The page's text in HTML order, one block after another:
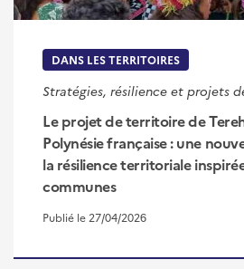
DANS LES TERRITOIRES
Stratégies, résilience et projets
Le projet de territoire de
Polynésie française : une
la résilience territoriale
communes
Publié le 27/04/2026